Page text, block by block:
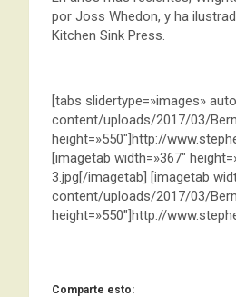
por Joss Whedon, y ha
Kitchen Sink Press.
[tabs slidertype=»images»
content/uploads/2017/03/
height=»550″]http://
[imagetab width=»367″
3.jpg[/imagetab] [imagetab
content/uploads/2017/03/
height=»550″]http://
Comparte esto: